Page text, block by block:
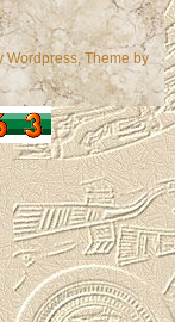
Wordpress, Theme by